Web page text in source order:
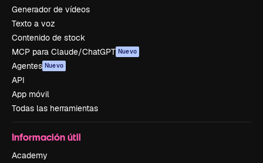
Generador de vídeos
Texto a voz
Contenido de stock
MCP para Claude/ChatGPT Nuevo
Agentes Nuevo
API
App móvil
Todas las herramientas
Información útil
Academy